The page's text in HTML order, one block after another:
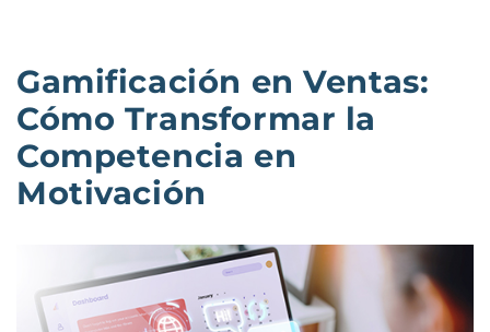
Gamificación en Ventas:
Cómo Transformar la
Competencia en
Motivación